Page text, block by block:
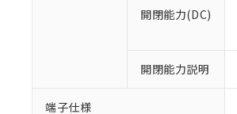
開閉能力(DC)
開閉能力説明
端子仕様